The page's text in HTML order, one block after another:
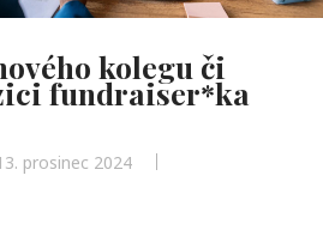
kolegu či
fundraiser*ka
prosinec 2024